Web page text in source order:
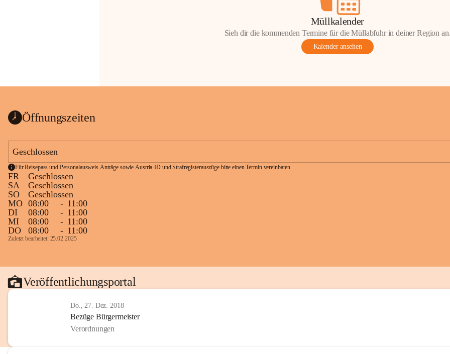
Müllkalender
Sieh dir die kommenden Termine für die Müllabfuhr in deiner Region
Kalender ansehen
Öffnungszeiten
Geschlossen
Für Reisepass und Personalausweis Anträge sowie Austria-ID und Strafregisterauszüge bitte einen Termin vereinbaren.
FR
Geschlossen
SA
Geschlossen
SO
Geschlossen
MO 08:00 - 11:00
DI
08:00 - 11:00
MI
08:00 - 11:00
DO
08:00 - 11:00
Zuletzt bearbeitet: 25.02.2025
Veröffentlichungsportal
Do., 27. Dez. 2018
Bezüge Bürgermeister
Verordnungen